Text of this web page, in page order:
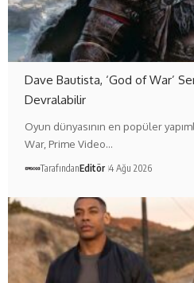
Dave Bautista, ‘God of War’
Devralabilir
Oyun dünyasının en popüler
War, Prime Video…
TarafındanEditör 4 Ağu 2026